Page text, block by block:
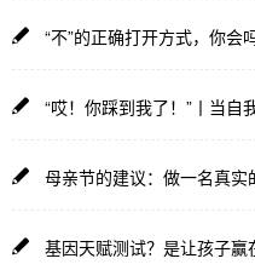
“不”的正确打开方式，你会
“哎！你踩到我了！”丨当自
母亲节的建议：做一名真实
基因天赋测试？是让孩子